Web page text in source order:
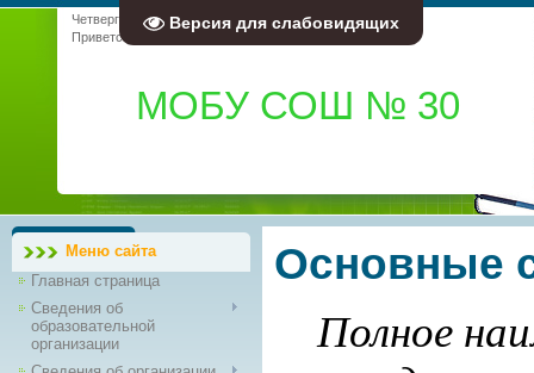
Версия для слабовидящих
Четверг, 06.08.2026, 15:54
Приветствую Вас
Гость RSS
МОБУ СОШ № 30
Меню сайта
Главная страница
Сведения об
образовательной
организации
Основные
Полное